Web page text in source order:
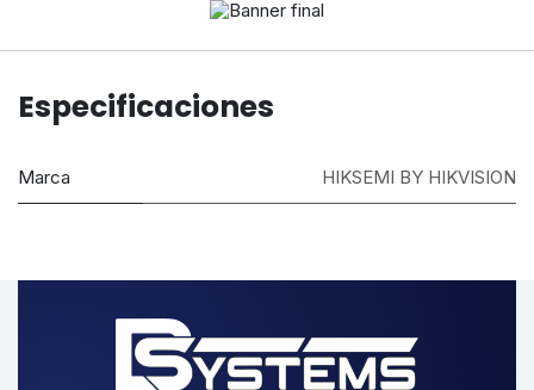
Compatibilidad
universal
multiplataforma
Especificaciones
Marca HIKSEMI BY HIKVISION